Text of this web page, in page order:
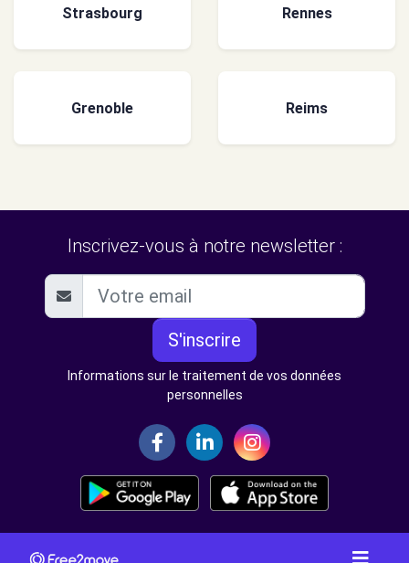
Strasbourg Rennes
Grenoble Reims
Inscrivez-vous à notre newsletter :
S'inscrire
Informations sur le traitement de vos données
personnelles